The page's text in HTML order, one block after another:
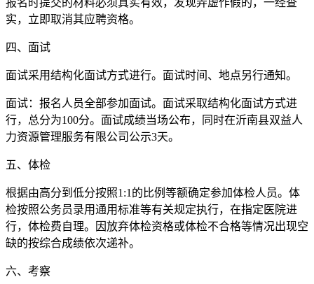
实，立即取消其应聘资格。
四、面试
面试采用结构化面试方式进行。面试时间、地点另行通知。
面试：报名人员全部参加面试。面试采取结构化面试方式进
行，总分为100分。面试成绩当场公布，同时在沂南县双益人
力资源管理服务有限公司公示3天。
五、体检
根据由高分到低分按照1:1的比例等额确定参加体检人员。体
检按照公务员录用通用标准等有关规定执行，在指定医院进
行，体检费自理。因放弃体检资格或体检不合格等情况出现空
缺的按综合成绩依次递补。
六、考察